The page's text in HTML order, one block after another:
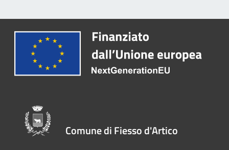
Comune di Fiesso d'Artico